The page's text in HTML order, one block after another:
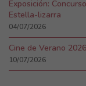
Exposición:
Estella-lizarra
04/07/2026
Cine de Verano 2026
10/07/2026